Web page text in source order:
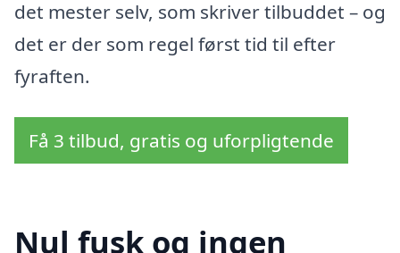
det mester selv, som skriver tilbuddet – og
det er der som regel først tid til efter
fyraften.
Få 3 tilbud, gratis og uforpligtende
Nul fusk og ingen